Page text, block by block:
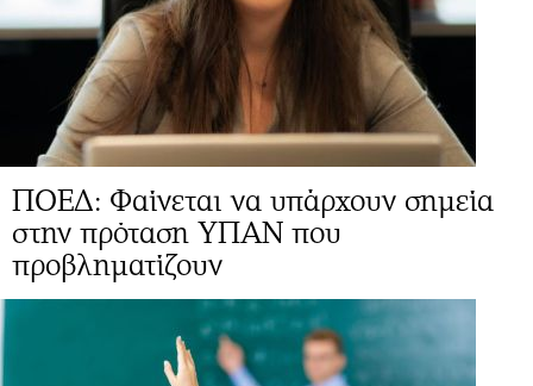
ΠΟΕΔ: Φαίνεται να υπάρχουν σημεία
στην πρόταση ΥΠΑΝ που
προβληματίζουν